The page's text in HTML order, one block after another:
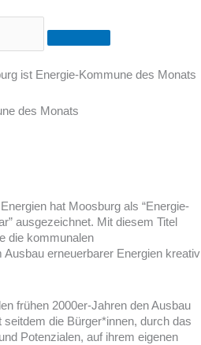
ist Energie-Kommune des Monats
des Monats
hat Moosburg als “Energie-
ausgezeichnet. Mit diesem Titel
die kommunalen
Ausbau erneuerbarer Energien kreativ
frühen 2000er-Jahren den Ausbau
die Bürger*innen, durch das
Potenzialen, auf ihrem eigenen